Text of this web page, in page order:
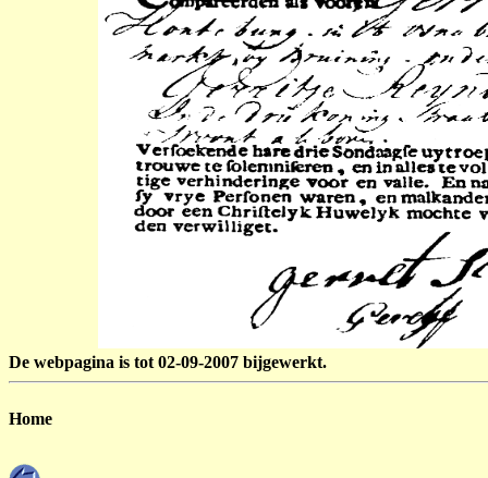
De webpagina is tot 02-09-2007 bijgewerkt.
Home